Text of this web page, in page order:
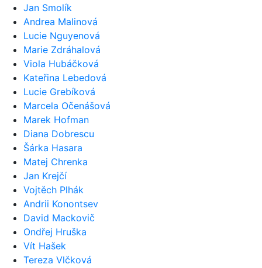
Jan Smolík
Andrea Malinová
Lucie Nguyenová
Marie Zdráhalová
Viola Hubáčková
Kateřina Lebedová
Lucie Grebíková
Marcela Očenášová
Marek Hofman
Diana Dobrescu
Šárka Hasara
Matej Chrenka
Jan Krejčí
Vojtěch Plhák
Andrii Konontsev
David Mackovič
Ondřej Hruška
Vít Hašek
Tereza Vlčková